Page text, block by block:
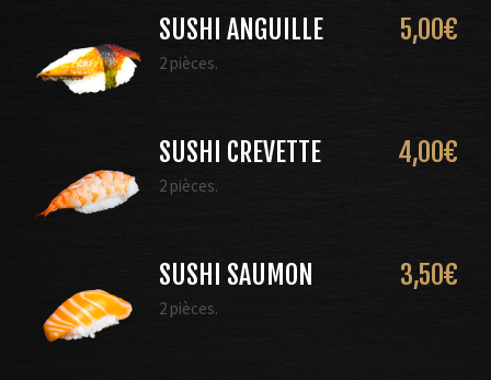
SUSHI ANGUILLE 5,00€
2 pièces.
SUSHI CREVETTE 4,00€
2 pièces.
SUSHI SAUMON 3,50€
2 pièces.